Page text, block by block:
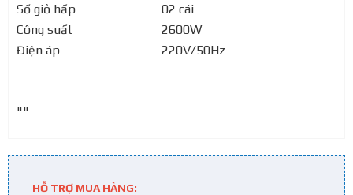
Số giỏ hấp
02 cái
Công suất
2600W
Điện áp
220V/50Hz
""
HỖ TRỢ MUA HÀNG: